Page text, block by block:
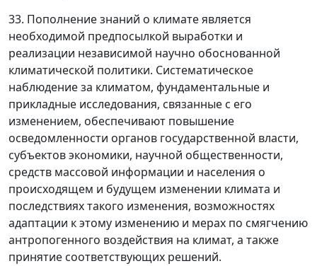
33. Пополнение знаний о климате является
необходимой предпосылкой выработки и
реализации независимой научно обоснованной
климатической политики. Систематическое
наблюдение за климатом, фундаментальные и
прикладные исследования, связанные с его
изменением, обеспечивают повышение
осведомленности органов государственной власти,
субъектов экономики, научной общественности,
средств массовой информации и населения о
происходящем и будущем изменении климата и
последствиях такого изменения, возможностях
адаптации к этому изменению и мерах по смягчению
антропогенного воздействия на климат, а также
принятие соответствующих решений.